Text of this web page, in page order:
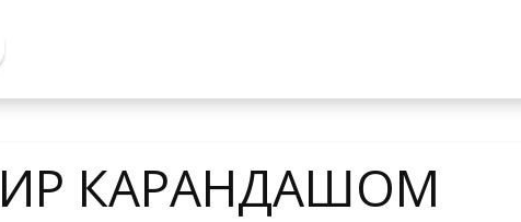
КАРАНДАШОМ